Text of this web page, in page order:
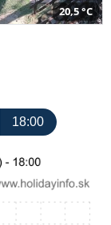
20,5 °C
18:00